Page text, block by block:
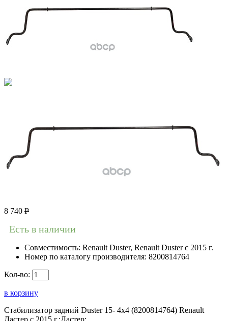
8 740 Р
Есть в наличии
Совместимость: Renault Duster, Renault Duster с 2015 г.
Номер по каталогу производителя: 8200814764
Кол-во:
в корзину
Стабилизатор задний Duster 15- 4x4 (8200814764) Renault
Дастер с 2015 г.;Дастер;